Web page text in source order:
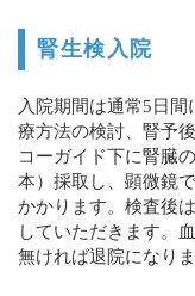
腎生検入院
入院期間は通常5日
療方法の検討、腎予
コーガイド下に腎臓
本）採取し、顕微鏡
かかります。検査後
していただきます。
無ければ退院になりま